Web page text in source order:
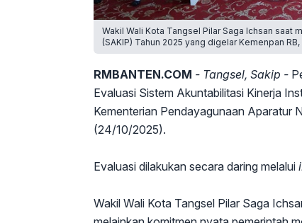
Wakil Wali Kota Tangsel Pilar Saga Ichsan saat
(SAKIP) Tahun 2025 yang digelar Kemenpan
RMBANTEN.COM - Tangsel, Sakip -
Evaluasi Sistem Akuntabilitasi Kinerja
Kementerian Pendayagunaan Aparatur
(24/10/2025).
Evaluasi dilakukan secara daring melalui
Wakil Wali Kota Tangsel Pilar Saga